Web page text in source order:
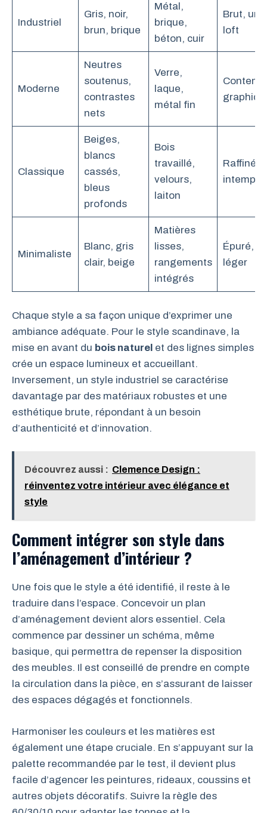
Industriel
Gris, noir,
brun, brique
Métal,
brique,
béton, cuir
Brut,
loft
Moderne
Neutres
soutenus,
contrastes
nets
Verre,
laque,
métal fin
Classique
Beiges,
blancs
cassés,
bleus
profonds
Bois
travaillé,
velours,
laiton
Raffiné,
Minimaliste
Blanc, gris
clair, beige
Matières
lisses,
rangements
intégrés
Épuré,
léger
Chaque style a sa façon unique d’exprimer une
ambiance adéquate. Pour le style scandinave, la
mise en avant du bois naturel et des lignes simples
crée un espace lumineux et accueillant.
Inversement, un style industriel se caractérise
davantage par des matériaux robustes et une
esthétique brute, répondant à un besoin
d’authenticité et d’innovation.
Découvrez aussi : Clemence Design :
réinventez votre intérieur avec élégance et
style
Comment intégrer son style dans
l’aménagement d’intérieur ?
Une fois que le style a été identifié, il reste à le
traduire dans l’espace. Concevoir un plan
d’aménagement devient alors essentiel. Cela
commence par dessiner un schéma, même
basique, qui permettra de repenser la disposition
des meubles. Il est conseillé de prendre en compte
la circulation dans la pièce, en s’assurant de laisser
des espaces dégagés et fonctionnels.
Harmoniser les couleurs et les matières est
également une étape cruciale. En s’appuyant sur la
palette recommandée par le test, il devient plus
facile d’agencer les peintures, rideaux, coussins et
autres objets décoratifs. Suivre la règle des